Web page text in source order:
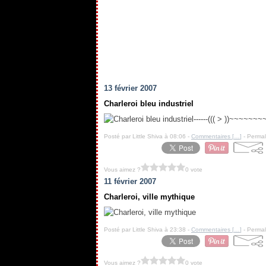
13 février 2007
Charleroi bleu industriel
------((( >
Posté par Little Shiva à 08:06 - Commentaires [ ] -
Vous aimez ? 0 vote
11 février 2007
Charleroi, ville mythique
Posté par Little Shiva à 23:38 - Commentaires [ ] -
Vous aimez ? 0 vote